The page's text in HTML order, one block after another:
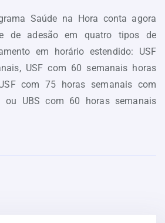
Saúde na Hora conta agora
de adesão em quatro tipos de
em horário estendido: USF
USF com 60 semanais horas
com 75 horas semanais com
ou UBS com 60 horas semanais